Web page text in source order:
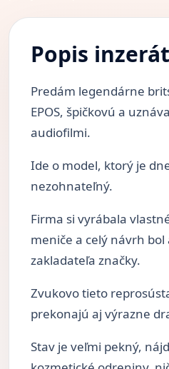
Popis
Predám legendárne
EPOS, špičkovú a
audiofilmi.
Ide o model, ktorý je
nezohnateľný.
Firma si vyrábala
meniče a celý návrh
zakladateľa značky.
Zvukovo tieto
prekonajú aj výrazne
Stav je veľmi pekný,